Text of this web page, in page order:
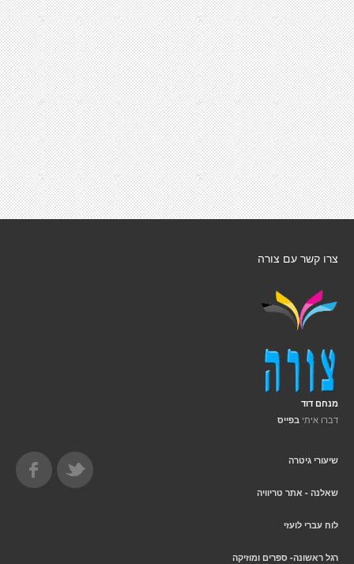
צרו קשר עם צורה
מנחם דוד
דברו איתי בפייס
שיעורי גיטרה
שאלנה - אתר טריוויה
לוח עברי לועזי
רגל ראשונה- ספרים ומוזיקה